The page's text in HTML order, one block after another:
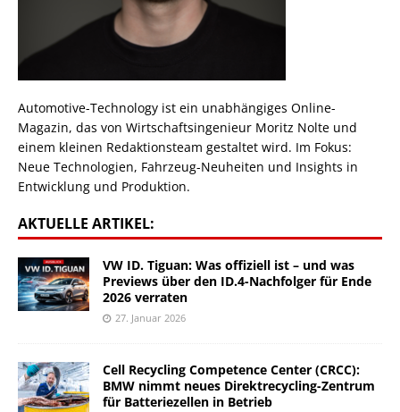
Automotive-Technology ist ein unabhängiges Online-
Magazin, das von Wirtschaftsingenieur Moritz Nolte und
einem kleinen Redaktionsteam gestaltet wird. Im Fokus:
Neue Technologien, Fahrzeug-Neuheiten und Insights in
Entwicklung und Produktion.
AKTUELLE ARTIKEL:
VW ID. Tiguan: Was offiziell ist – und was
Previews über den ID.4-Nachfolger für Ende
2026 verraten
27. Januar 2026
Cell Recycling Competence Center (CRCC):
BMW nimmt neues Direktrecycling-Zentrum
für Batteriezellen in Betrieb